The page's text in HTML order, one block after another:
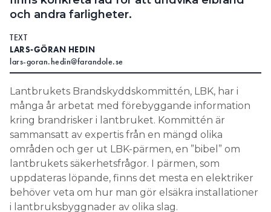
och andra farligheter.
TEXT
LARS-GÖRAN HEDIN
lars-goran.hedin@farandole.se
Lantbrukets Brandskyddskommittén, LBK, har i
många år arbetat med förebyggande information
kring brandrisker i lantbruket. Kommittén är
sammansatt av expertis från en mängd olika
områden och ger ut LBK-pärmen, en ”bibel” om
lantbrukets säkerhetsfrågor. I pärmen, som
uppdateras löpande, finns det mesta en elektriker
behöver veta om hur man gör elsäkra installationer
i lantbruksbyggnader av olika slag.